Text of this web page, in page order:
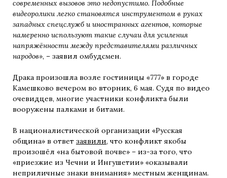
современных вызовов это недопустимо. Подобные
видеоролики легко становятся инструментом в руках
западных спецслужб и иностранных агентов, которые
намеренно используют такие случаи для усиления
напряжённости между представителями различных
народов», – заявил омбудсмен.
Драка произошла возле гостиницы «777» в городе
Камешково вечером во вторник, 6 мая. Судя по видео
очевидцев, многие участники конфликта были
вооружены палками и битами.
В националистической организации «Русская
община» в ответ заявили, что конфликт якобы
произошёл «на бытовой почве» – из-за того, что
«приезжие из Чечни и Ингушетии» «оказывали
неприличные знаки внимания» местным женщинам.